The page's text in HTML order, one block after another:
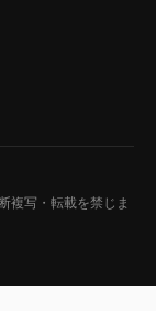
複写・転載を禁じま